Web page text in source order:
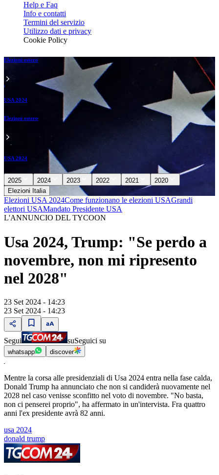
Help e Faq
Info e contatti
Termini del servizio
Utilizzo dati e privacy
Cookie Policy
Elezioni estero
USA 2024
Elezioni estero
USA 2024
2025 2024 2023 2022 2021
2020
Elezioni Italia
Elezioni USA 2024Come funzionano le elezioni USAGrandi
elettori USAMandato Presidente USA
L'ANNUNCIO DEL TYCOON
Usa 2024, Trump: "Se perdo a
novembre, non mi ripresento
nel 2028"
23 Set 2024 - 14:23
23 Set 2024 - 14:23
Segui suSeguici su
whatsapp discover
Mentre la corsa alle presidenziali di Usa 2024 entra nella fase calda,
Donald Trump ha annunciato che non si candiderà nuovamente nel
2028 nel caso venisse sconfitto nel voto di novembre. "No basta,
non ci penserei proprio", ha affermato in un'intervista. Fra quattro
anni l'ex presidente avrà 82 anni.
usa 2024
donald trump